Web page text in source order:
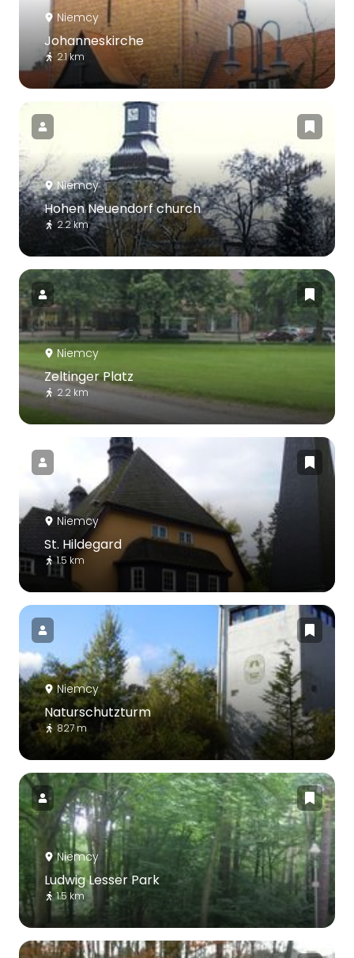
Niemcy
Johanneskirche
2.1 km
Niemcy
Hohen Neuendorf church
2.2 km
Niemcy
Zeltinger Platz
2.2 km
Niemcy
St. Hildegard
1.5 km
Niemcy
Naturschutzturm
827 m
Niemcy
Ludwig Lesser Park
1.5 km